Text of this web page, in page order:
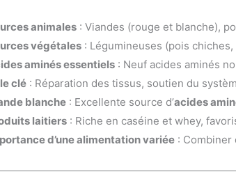
animales: Viandes (rouge et blanche),
végétales: Légumineuses (pois
aminés essentiels: Neuf acides aminés
clé: Réparation des tissus, soutien du
blanche: Excellente source d’acides
laitiers: Riche en caséine et whey,
d’une alimentation variée: Combiner